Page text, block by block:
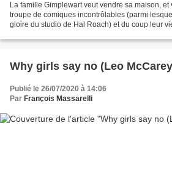
La famille Gimplewart veut vendre sa maison,
troupe de comiques incontrôlables (parmi
gloire du studio de Hal Roach) et du coup leur
Why girls say no (Leo
Publié le 26/07/2020 à 14:06
Par François Massarelli